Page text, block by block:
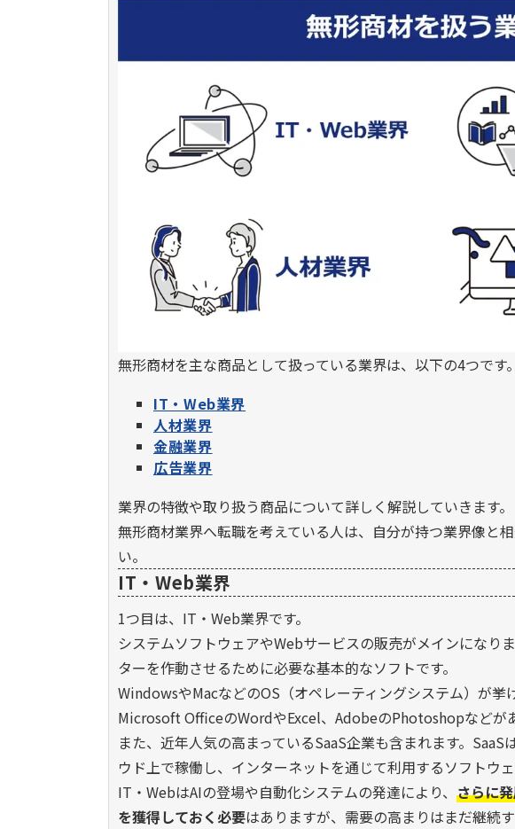
無形商材を主な商品として扱っている業界は、以下の4つです。
IT・Web業界
人材業界
金融業界
広告業界
業界の特徴や取り扱う商品について詳しく解説していきます。
無形商材業界へ転職を考えている人は、自分が持つ業界像と
い。
IT・Web業界
1つ目は、IT・Web業界です。
システムソフトウェアやWebサービスの販売がメインになり
ターを作動させるために必要な基本的なソフトです。
WindowsやMacなどのOS（オペレーティングシステム）が挙
Microsoft OfficeのWordやExcel、AdobeのPhotoshopなどが
また、近年人気の高まっているSaaS企業も含まれます。
ウド上で稼働し、インターネットを通じて利用するソフトウェ
IT・WebはAIの登場や自動化システムの発達により、 さらに
を獲得しておく必要はありますが、需要の高まりはまだ継続す